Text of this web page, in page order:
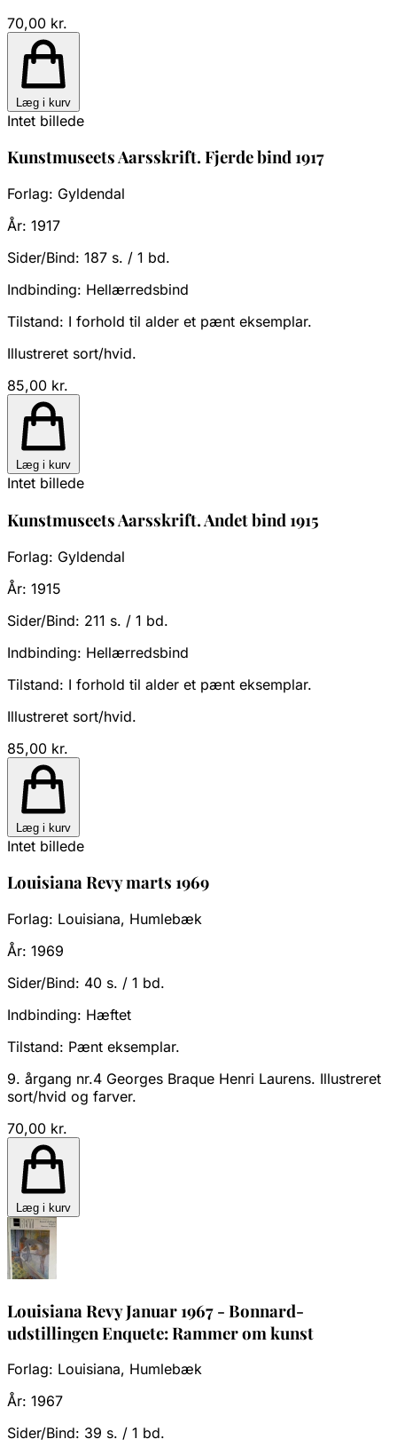
70,00 kr.
Læg i kurv
Intet billede
Kunstmuseets Aarsskrift. Fjerde bind 1917
Forlag: Gyldendal
År: 1917
Sider/Bind: 187 s. / 1 bd.
Indbinding: Hellærredsbind
Tilstand: I forhold til alder et pænt eksemplar.
Illustreret sort/hvid.
85,00 kr.
Læg i kurv
Intet billede
Kunstmuseets Aarsskrift. Andet bind 1915
Forlag: Gyldendal
År: 1915
Sider/Bind: 211 s. / 1 bd.
Indbinding: Hellærredsbind
Tilstand: I forhold til alder et pænt eksemplar.
Illustreret sort/hvid.
85,00 kr.
Læg i kurv
Intet billede
Louisiana Revy marts 1969
Forlag: Louisiana, Humlebæk
År: 1969
Sider/Bind: 40 s. / 1 bd.
Indbinding: Hæftet
Tilstand: Pænt eksemplar.
9. årgang nr.4 Georges Braque Henri Laurens. Illustreret
sort/hvid og farver.
70,00 kr.
Læg i kurv
Louisiana Revy Januar 1967 - Bonnard-
udstillingen Enquete: Rammer om kunst
Forlag: Louisiana, Humlebæk
År: 1967
Sider/Bind: 39 s. / 1 bd.